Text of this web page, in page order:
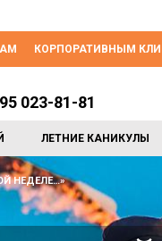
КОРПОРАТИВНЫМ
ЛЕТНИЕ КАНИКУЛЫ
023-81-81
НЕДЕЛЕ…»